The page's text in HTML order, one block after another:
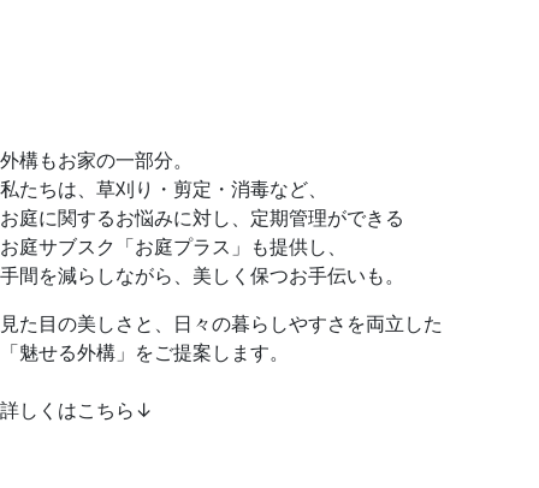
外構もお家の一部分。
私たちは、草刈り・剪定・消毒など、
お庭に関するお悩みに対し、定期管理ができる
お庭サブスク「お庭プラス」も提供し、
手間を減らしながら、美しく保つお手伝いも。
見た目の美しさと、日々の暮らしやすさを両立した
「魅せる外構」をご提案します。
詳しくはこちら↓